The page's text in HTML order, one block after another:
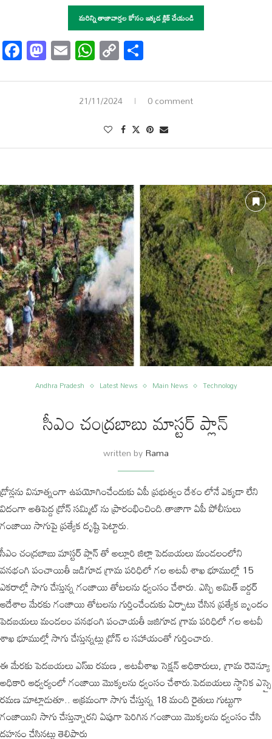
మరిన్ని తాజావార్తల కోసం ఇక్కడ క్లిక్ చేయండి
Facebook
Mastodon
EmailWhatsApp
Copy
Link
21/11/2024 0 comment
Andhra Pradesh Latest News Main News Technology
సీఎం చంద్రబాబు మాస్టర్ ప్లాన్
written byRama
డ్రోన్లను వినూత్నంగా ఉపయోగించేందుకు ఏపీ ప్రభుత్వం దేశం లోనే ఎక్కడా లేని
విదంగా అతిపెద్ద డ్రోన్ సమ్మిట్ ను ప్రారంభించింది.తాజాగా ఏపీ పోలీసులు
గంజాయి సాగుపై ప్రత్యేక దృష్టి పెట్టారు.
సీఎం చంద్రబాబు మాస్టర్ ప్లాన్ తో అల్లూరి జిల్లా పెదబయలు మండలంలోని
వనభంగి పంచాయితీ జడిగూడ గ్రామ పరిధిలో గల అటవీ శాఖ భూముల్లో 15
ఎకరాల్లో సాగు చేస్తున్న గంజాయి తోటలను ధ్వంసం చేశారు. ఎస్పి అమిత్ బర్దర్
ఆదేశాల మేరకు గంజాయి తోటలను గుర్తించేందుకు ఏర్పాటు చేసిన ప్రత్యేక బృందం
పెదబయలు మండలం వనభంగి పంచాయతీ జజిగూడ గ్రామ పరిధిలో గల అటవీ
శాఖ భూముల్లో సాగు చేస్తున్నట్లు డ్రోన్ ల సహాయంతో గుర్తించారు.
ఈ మేరకు పెదబయలు ఎస్ఐ రమణ , అటవీశాఖ సెక్షన్ అధికారులు, గ్రామ రెవెన్యూ
అధికారి ఆధ్వర్యంలో గంజాయి మొక్కలను ధ్వంసం చేశారు.పెదబయలు స్థానిక ఎస్సై
రమణ మాట్లాడుతూ.. అక్రమంగా సాగు చేస్తున్న 18 మంది రైతులు గుట్టుగా
గంజాయిని సాగు చేస్తున్నారని ఏపుగా పెరిగిన గంజాయి మొక్కలను ధ్వంసం చేసి
దహనం చేసినట్టు తెలిపారు